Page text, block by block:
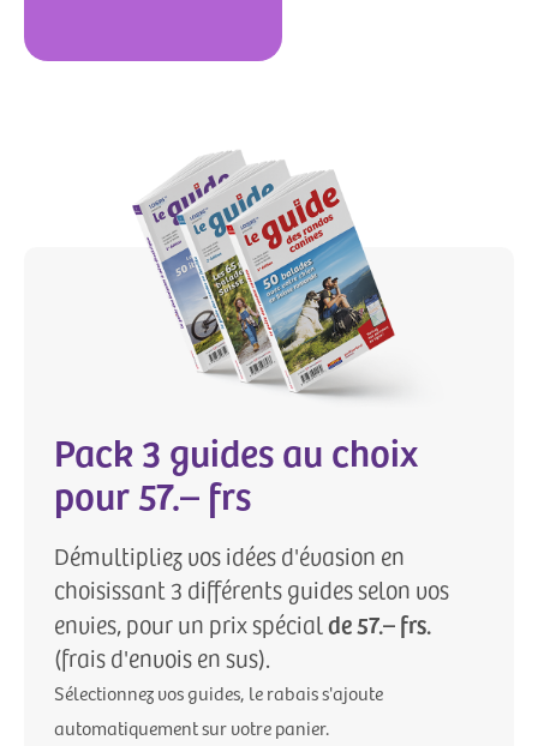
Pack 3 guides au choix
pour 57.– frs
Démultipliez vos idées d'évasion en
choisissant 3 différents guides selon vos
envies, pour un prix spécialde 57.– frs.
(frais d'envois en sus).
Sélectionnez vos guides, le rabais s'ajoute
automatiquement sur votre panier.